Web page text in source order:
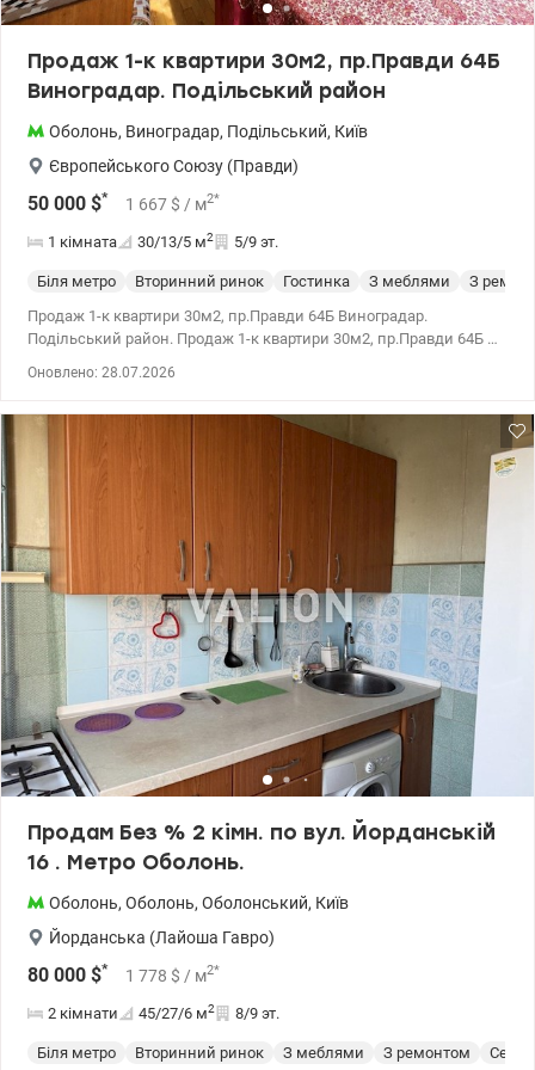
Продаж 1-к квартири 30м2, пр.Правди 64Б
Виноградар. Подільський район
Оболонь, Виноградар, Подільський, Київ
Європейського Союзу (Правди)
50 000 $* 1 667 $ / м2*
1 кімната 30/13/5 м2 5/9 эт.
Біля метро Вторинний ринок Гостинка З меблями
З
Продаж 1-к квартири 30м2, пр.Правди 64Б Виноградар.
Подільський район. Продаж 1-к квартири 30м2, пр.Правди 64Б 5
виходить на південну сторону, світла (стан житловий). Меблі та
техніка залишається. Інфраструктура: Поруч ТРЦ Retroville. У
пішій доступності поліклініка, школа, дет.сдік, Сільпо.
Добудовується нова станція метро, ​​відкриття 2027 (4 хвилини
пішки). Локація: Подільський район, Виноградар, Правди 64Б,
ТРЦ Retroville Цiна 50 000 у.o. 0503932257 Марія Valion.ua/1149110
Оновлено: 28.07.2026
Продам Без % 2 кімн. по вул. Йорданській
16 . Метро Оболонь.
Оболонь, Оболонь, Оболонський, Київ
Йорданська (Лайоша Гавро)
80 000 $* 1 778 $ / м2*
2 кімнати 45/27/6 м2 8/9 эт.
Біля метро Вторинний ринок З меблями З ремонтом